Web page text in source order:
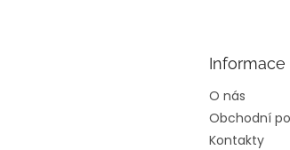
Informace
O nás
Obchodní
Kontakty